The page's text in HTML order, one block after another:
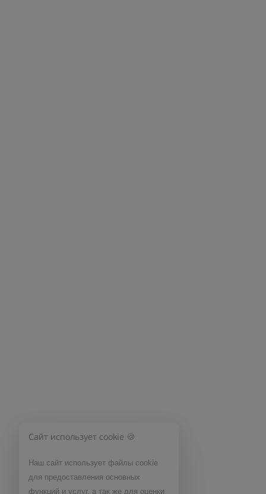
Сайт использует cookie 🍪
Наш сайт использует файлы cookie
для предоставления основных
функций и услуг, а так же для оценки